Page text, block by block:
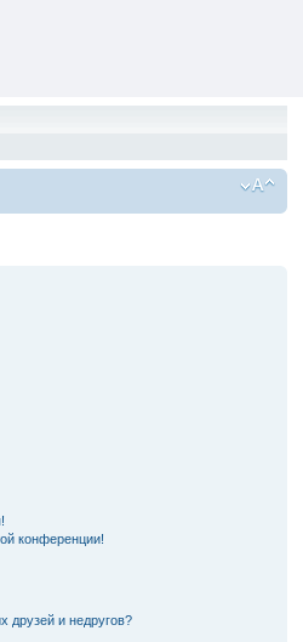
конференции!
друзей и недругов?